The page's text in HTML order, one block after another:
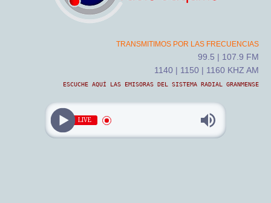
TRANSMITIMOS POR LAS FRECUENCIAS
99.5 | 107.9 FM
1140 | 1150 | 1160 KHZ AM
ESCUCHE AQUÍ LAS EMISORAS DEL SISTEMA RADIAL GRANMENSE
LIVE